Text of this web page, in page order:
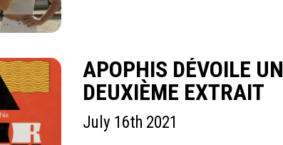
APOPHIS DÉVOILE UN
DEUXIÈME EXTRAIT
July 16th 2021